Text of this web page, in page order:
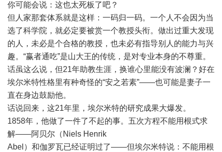
你可能会说：这也太死板了吧？
但人家那套体系就是这样：一码归一码。一个人不会因为当
选了科学院，就必定要被赏一个教授头衔。做出过重大发现
的人，未必是个合格的教授，也未必有指导别人的能力与兴
趣。“赢者通吃”是山大王的传统，是对专业本身的不尊重。
话虽这么说，但21年助教生涯，换谁心里能没有波澜？好在
埃尔米特性格里有种奇怪的“安之若素”——也可能是妻子一
直在身边鼓励他。
话说回来，这21年里，埃尔米特的研究成果大爆发。
1858年，他做了一件了不起的事。五次方程不能用根式求
解——阿贝尔（Niels Henrik
Abel）和伽罗瓦已经证明过了——但埃尔米特说：不能用根